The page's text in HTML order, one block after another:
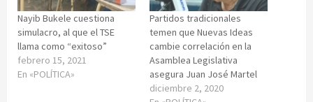
Nayib Bukele cuestiona
simulacro, al que el TSE
llama como “exitoso”
febrero 15, 2021
En «POLÍTICA»
Partidos tradicionales
temen que Nuevas Ideas
cambie correlación en la
Asamblea Legislativa
asegura Juan José Martel
diciembre 2, 2020